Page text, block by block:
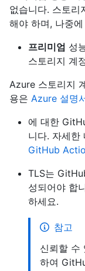
없습니다. 스토리
해야 하며, 나중
프리미엄 성
스토리지 계
Azure 스토리지
용은 Azure 설명
에 대한
니다. 자세한
GitHub
TLS는
성되어야 합
하세요.
참고
신뢰할 수
하여